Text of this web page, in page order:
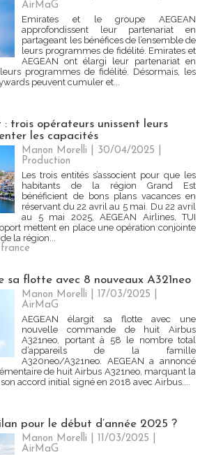
AirMaG
Emirates et le groupe AEGEAN
approfondissent leur partenariat en
partageant les bénéfices de l’ensemble de
leurs programmes de fidélité. Emirates et
AEGEAN ont élargi leur partenariat en
programmes de fidélité. Désormais, les
peuvent cumuler et...
trois opérateurs unissent leurs
les capacités
Manon Morelli | 30/04/2025
Production
Les trois entités s’associent pour que les
habitants de la région Grand Est
bénéficient de bons plans vacances en
réservant du 22 avril au 5 mai. Du 22 avril
au 5 mai 2025, AEGEAN Airlines, TUI
mettent en place une opération conjointe
la région...
sa flotte avec 8 nouveaux A321neo
Manon Morelli | 17/03/2025
AirMaG
AEGEAN élargit sa flotte avec une
nouvelle commande de huit Airbus
A321neo, portant à 58 le nombre total
d’appareils de la famille
A320neo/A321neo. AEGEAN a annoncé
de huit Airbus A321neo, marquant la
accord initial signé en 2018 avec Airbus....
pour le début d’année 2025 ?
Manon Morelli | 11/03/2025
AirMaG